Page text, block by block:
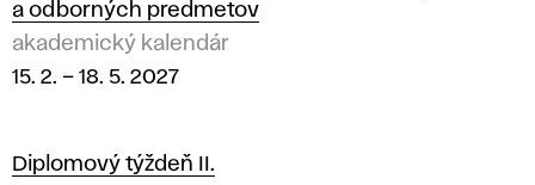
a odborných predmetov
akademický kalendár
15. 2. – 18. 5. 2027
Diplomový týždeň II.